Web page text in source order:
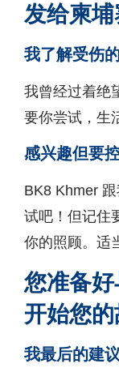
发给柬
我了解受伤的
我曾经过着绝
要你尝试，生
感兴趣但要
BK8 Khmer
试吧！但记住
你的照顾。适
您准备
开始您的
我最后的建议